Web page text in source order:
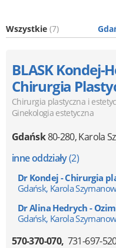
Wszystkie (7)
BLASK Kondej-
Chirurgia
Chirurgia plastyczna i
Ginekologia estetyczna
Gdańsk80-280,Karola
inne oddziały(2)
Dr Kondej - Chirurgia
Gdańsk, Karola
Dr Alina Hedrych -
Gdańsk, Karola
570-370-070 731-697-